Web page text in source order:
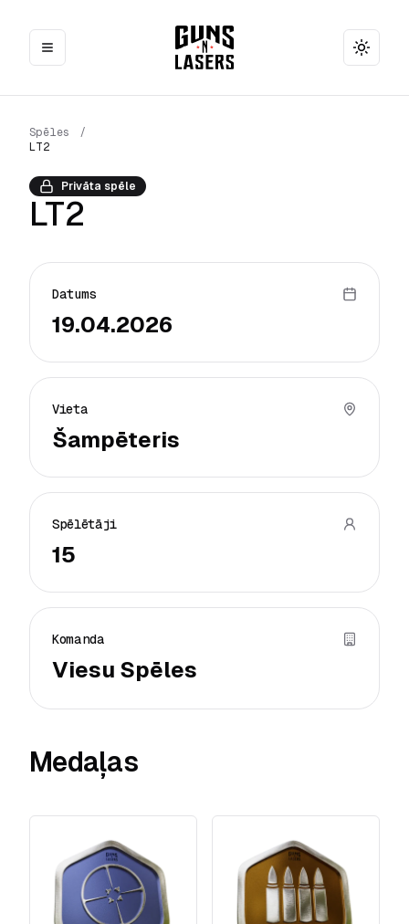
Toggle
Spēles
/
LT2
Privāta spēle
LT2
Datums
19.04.2026
Vieta
Šampēteris
Spēlētāji
15
Komanda
Viesu Spēles
Medaļas